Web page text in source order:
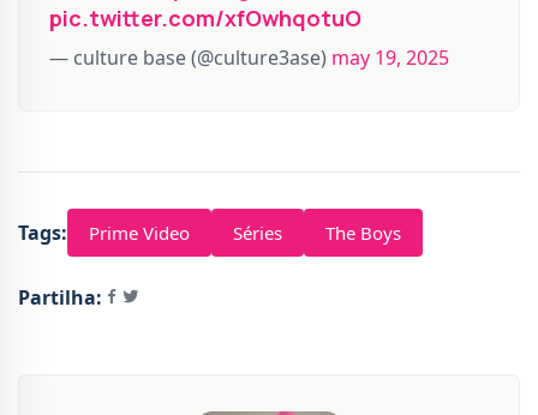
pic.twitter.com/xfOwhqotuO
— culture base (@culture3ase) may 19, 2025
Tags: Prime Video Séries The Boys
Partilha: